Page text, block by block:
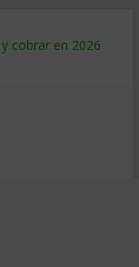
cobrar en 2026
caro
a tiempo
qué hacer
y venderle